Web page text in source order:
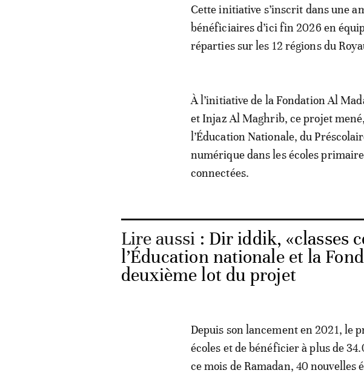
Cette initiative s’inscrit dans une
bénéficiaires d’ici fin 2026 en
réparties sur les 12 régions du
À l’initiative de la Fondation Al
et Injaz Al Maghrib, ce projet
l’Éducation Nationale, du
numérique dans les écoles
connectées.
Lire aussi : Dir iddik, «classes
l’Éducation nationale et la
deuxième lot du projet
Depuis son lancement en 2021, le
écoles et de bénéficier à plus de
ce mois de Ramadan, 40